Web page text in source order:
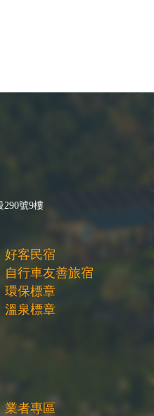
290號9樓
好客民宿
自行車友善旅宿
環保標章
溫泉標章
業者專區